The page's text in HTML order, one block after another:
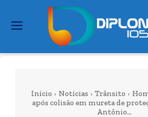
Início Notícias Trânsito
após colisão em mureta de
Antônio...